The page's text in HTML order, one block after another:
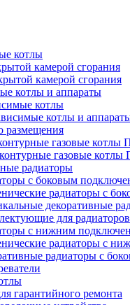
котлы
камерой сгорания
камерой сгорания
котлы и аппараты
котлы
котлы и
размещения
газовые котлы
газовые
радиаторы
c боковым
радиаторы c
декоративные
для радиаторов
c нижним
радиаторы c
радиаторы с
гарантийного ремонта